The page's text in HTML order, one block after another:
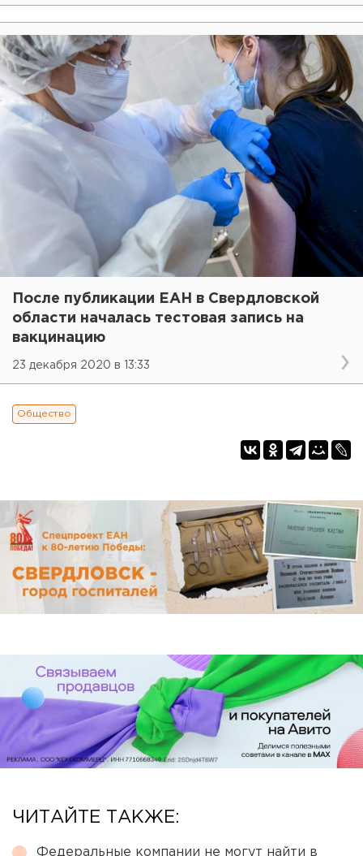
После публикации ЕАН в Свердловской
области началась тестовая запись на
вакцинацию
23 декабря 2020 в 13:33
Общество
ЧИТАЙТЕ ТАКЖЕ:
Федеральные компании не могут найти в